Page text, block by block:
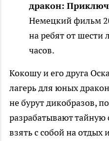
дракон:
Немецкий фильм
на ребят от шести
часов.
Кокошу и его друга
лагерь для юных
не бурут дикобразов,
разрабатывают
взять с собой на